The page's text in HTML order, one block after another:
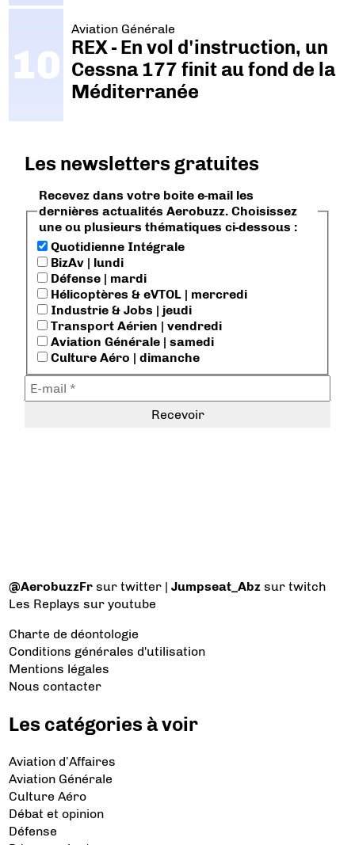
Aviation Générale
REX - En vol d'instruction, un
Cessna 177 finit au fond de la
Méditerranée
Les newsletters gratuites
Recevez dans votre boite e-mail les
dernières actualités Aerobuzz. Choisissez
une ou plusieurs thématiques ci-dessous :
Quotidienne Intégrale
BizAv | lundi
Défense | mardi
Hélicoptères & eVTOL | mercredi
Industrie & Jobs | jeudi
Transport Aérien | vendredi
Aviation Générale | samedi
Culture Aéro | dimanche
@AerobuzzFr sur twitter |Jumpseat_Abz sur twitch
Les Replays sur youtube
Charte de déontologie
Conditions générales d'utilisation
Mentions légales
Nous contacter
Les catégories à voir
Aviation d’Affaires
Aviation Générale
Culture Aéro
Débat et opinion
Défense